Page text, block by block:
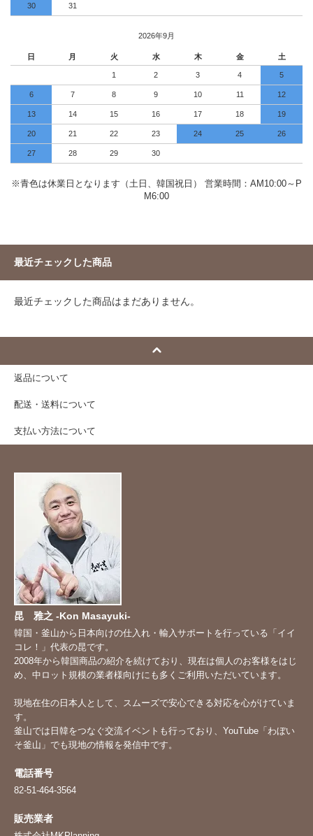
30 31
2026年9月
日 月 火 水 木 金 土
1 2 3 4 5
6 7 8 9 10 11 12
13 14 15 16 17 18 19
20 21 22 23 24 25 26
27 28 29 30
※青色は休業日となります（土日、韓国祝日） 営業時間：AM10:00～P
M6:00
最近チェックした商品
最近チェックした商品はまだありません。
返品について
配送・送料について
支払い方法について
昆 雅之 -Kon Masayuki-
韓国・釜山から日本向けの仕入れ・輸入サポートを行っている「イイ
コレ！」代表の昆です。
2008年から韓国商品の紹介を続けており、現在は個人のお客様をはじ
め、中ロット規模の業者様向けにも多くご利用いただいています。
現地在住の日本人として、スムーズで安心できる対応を心がけていま
す。
釜山では日韓をつなぐ交流イベントも行っており、YouTube「 わぼい
そ釜山 」でも現地の情報を発信中です。
電話番号
82-51-464-3564
販売業者